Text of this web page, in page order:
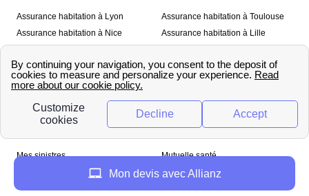
Assurance habitation à Lyon
Assurance habitation à Nice
Assurance habitation à Toulouse
Assurance habitation à Lille
À propos
Qui sommes-nous ? Mentions légales
Mes sinistres
Assurance habitation
Mutuelle santé
Mon devis avec Allianz